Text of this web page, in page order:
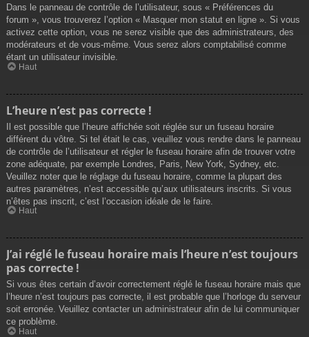
Dans le panneau de contrôle de l’utilisateur, sous « Préférences du
forum », vous trouverez l’option « Masquer mon statut en ligne ». Si vous
activez cette option, vous ne serez visible que des administrateurs, des
modérateurs et de vous-même. Vous serez alors comptabilisé comme
étant un utilisateur invisible.
Haut
L’heure n’est pas correcte !
Il est possible que l’heure affichée soit réglée sur un fuseau horaire
différent du vôtre. Si tel était le cas, veuillez vous rendre dans le panneau
de contrôle de l’utilisateur et régler le fuseau horaire afin de trouver votre
zone adéquate, par exemple Londres, Paris, New York, Sydney, etc.
Veuillez noter que le réglage du fuseau horaire, comme la plupart des
autres paramètres, n’est accessible qu’aux utilisateurs inscrits. Si vous
n’êtes pas inscrit, c’est l’occasion idéale de le faire.
Haut
J’ai réglé le fuseau horaire mais l’heure n’est toujours
pas correcte !
Si vous êtes certain d’avoir correctement réglé le fuseau horaire mais que
l’heure n’est toujours pas correcte, il est probable que l’horloge du serveur
soit erronée. Veuillez contacter un administrateur afin de lui communiquer
ce problème.
Haut